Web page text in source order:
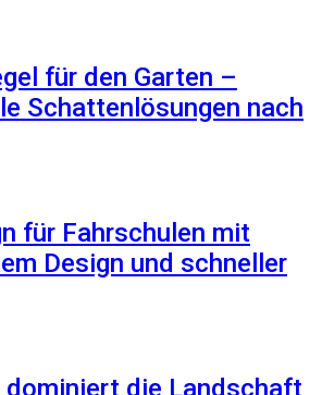
für den Garten –
Schattenlösungen nach
für Fahrschulen mit
Design und schneller
dominiert die Landschaft